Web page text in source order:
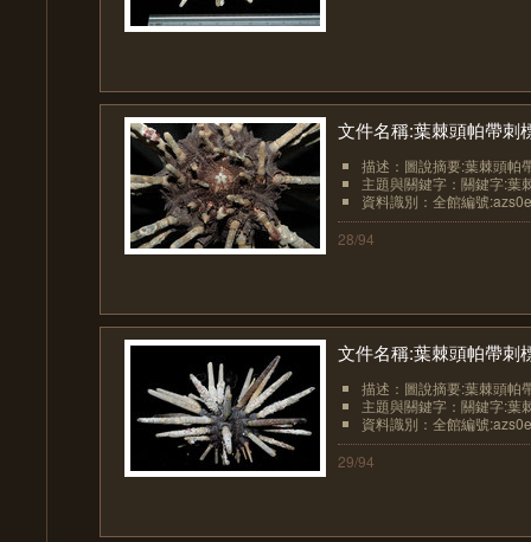
文件名稱:葉棘頭帕帶刺
描述：圖說摘要:葉棘頭帕
主題與關鍵字：關鍵字:葉
資料識別：全館編號
28/94
文件名稱:葉棘頭帕帶刺
描述：圖說摘要:葉棘頭帕
主題與關鍵字：關鍵字:葉
資料識別：全館編號
29/94